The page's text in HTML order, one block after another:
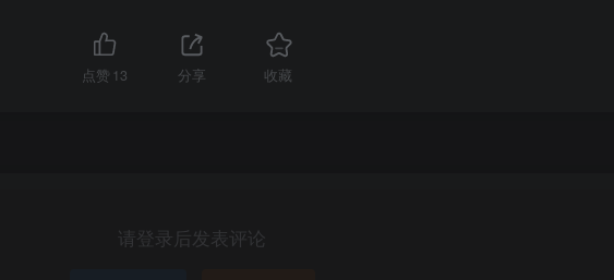
点赞 13 分享 收藏
请登录后发表评论